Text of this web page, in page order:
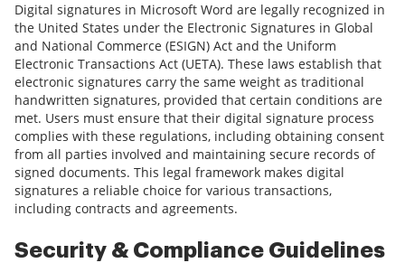
Digital signatures in Microsoft Word are legally recognized in
the United States under the Electronic Signatures in Global
and National Commerce (ESIGN) Act and the Uniform
Electronic Transactions Act (UETA). These laws establish that
electronic signatures carry the same weight as traditional
handwritten signatures, provided that certain conditions are
met. Users must ensure that their digital signature process
complies with these regulations, including obtaining consent
from all parties involved and maintaining secure records of
signed documents. This legal framework makes digital
signatures a reliable choice for various transactions,
including contracts and agreements.
Security & Compliance Guidelines